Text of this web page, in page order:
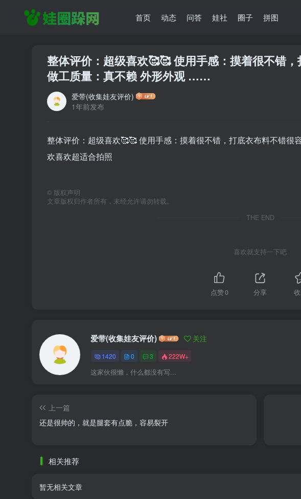
首页 动态 问答 娃社 圈子 拼图
整体评价：超级喜欢🥰🥰 使用手感：摸着很不错
做工质量：真不赖 外形外观 ……
爱带(收集娃友评价)
1年前发布
整体评价：超级喜欢🥰🥰 使用手感：摸着很不错，打底衣布料不错很
欢喜欢超适合拍照
© 版权声明
文章版权归作者所有，未经允许请勿转载。
THE END
喜欢就支持一下吧
点赞0 分享
爱带(收集娃友评价) 关注
1420 0 3 222W+
这家伙很懒，什么都没有写...
上一篇
还是很帅的，就是腿套有点脆，容易裂开
相关推荐
暂无相关文章